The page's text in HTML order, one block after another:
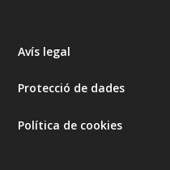
Avís legal
Protecció de dades
Política de cookies